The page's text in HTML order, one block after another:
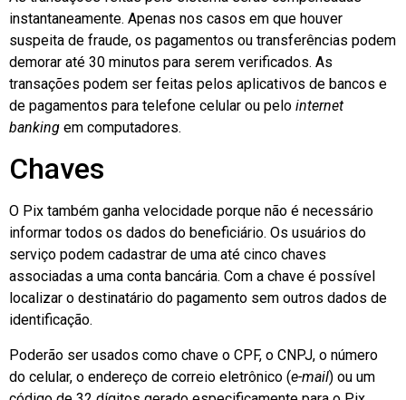
instantaneamente. Apenas nos casos em que houver
suspeita de fraude, os pagamentos ou transferências podem
demorar até 30 minutos para serem verificados. As
transações podem ser feitas pelos aplicativos de bancos e
de pagamentos para telefone celular ou pelo internet
banking em computadores.
Chaves
O Pix também ganha velocidade porque não é necessário
informar todos os dados do beneficiário. Os usuários do
serviço podem cadastrar de uma até cinco chaves
associadas a uma conta bancária. Com a chave é possível
localizar o destinatário do pagamento sem outros dados de
identificação.
Poderão ser usados como chave o CPF, o CNPJ, o número
do celular, o endereço de correio eletrônico (e-mail) ou um